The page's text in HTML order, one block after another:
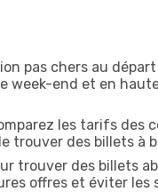
pas chers au
end et en
les tarifs des
trouver des billets à
trouver des billets
offres et éviter les